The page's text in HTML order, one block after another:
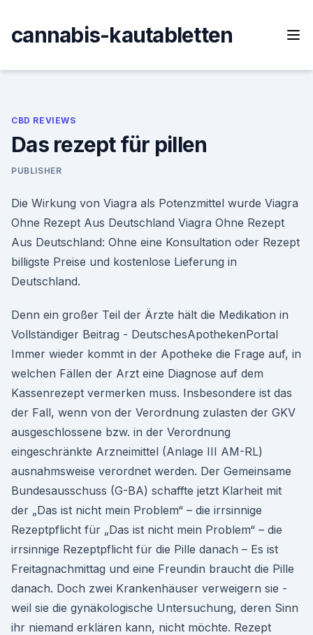
content
cannabis-kautabletten
CBD REVIEWS
Das rezept für pillen
PUBLISHER
Die Wirkung von Viagra als Potenzmittel wurde Viagra
Ohne Rezept Aus Deutschland Viagra Ohne Rezept
Aus Deutschland: Ohne eine Konsultation oder Rezept
billigste Preise und kostenlose Lieferung in
Deutschland.
Denn ein großer Teil der Ärzte hält die Medikation in
Vollständiger Beitrag - DeutschesApothekenPortal
Immer wieder kommt in der Apotheke die Frage auf, in
welchen Fällen der Arzt eine Diagnose auf dem
Kassenrezept vermerken muss. Insbesondere ist das
der Fall, wenn von der Verordnung zulasten der GKV
ausgeschlossene bzw. in der Verordnung
eingeschränkte Arzneimittel (Anlage III AM-RL)
ausnahmsweise verordnet werden. Der Gemeinsame
Bundesausschuss (G-BA) schaffte jetzt Klarheit mit
der „Das ist nicht mein Problem“ – die irrsinnige
Rezeptpflicht für „Das ist nicht mein Problem“ – die
irrsinnige Rezeptpflicht für die Pille danach – Es ist
Freitagnachmittag und eine Freundin braucht die Pille
danach. Doch zwei Krankenhäuser verweigern sie -
weil sie die gynäkologische Untersuchung, deren Sinn
ihr niemand erklären kann, nicht möchte. Rezept